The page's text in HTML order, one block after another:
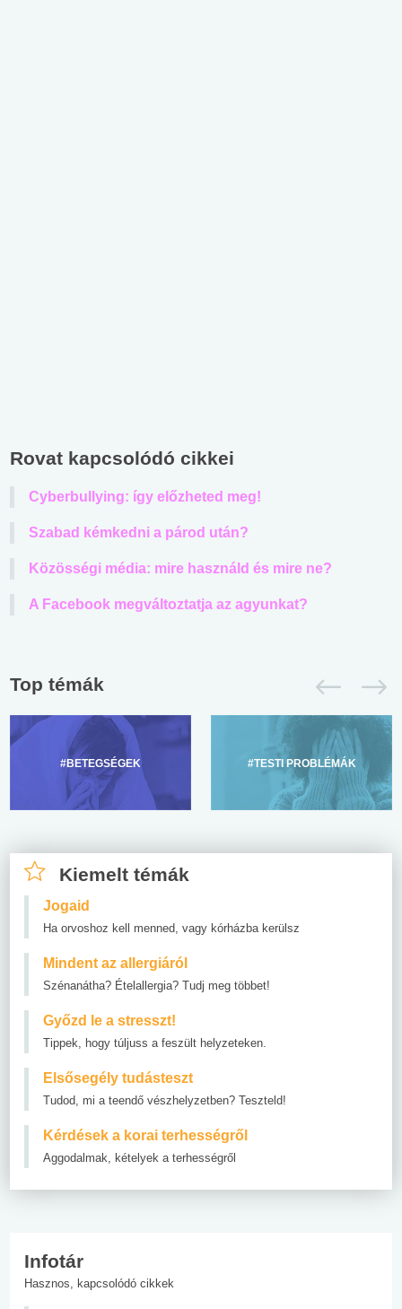
Rovat kapcsolódó cikkei
Cyberbullying: így előzheted meg!
Szabad kémkedni a párod után?
Közösségi média: mire használd és mire ne?
A Facebook megváltoztatja az agyunkat?
Top témák
#BETEGSÉGEK #TESTI PROBLÉMÁK
Kiemelt témák
Jogaid
Ha orvoshoz kell menned, vagy kórházba kerülsz
Mindent az allergiáról
Szénanátha? Ételallergia? Tudj meg többet!
Győzd le a stresszt!
Tippek, hogy túljuss a feszült helyzeteken.
Elsősegély tudásteszt
Tudod, mi a teendő vészhelyzetben? Teszteld!
Kérdések a korai terhességről
Aggodalmak, kételyek a terhességről
Infotár
Hasznos, kapcsolódó cikkek